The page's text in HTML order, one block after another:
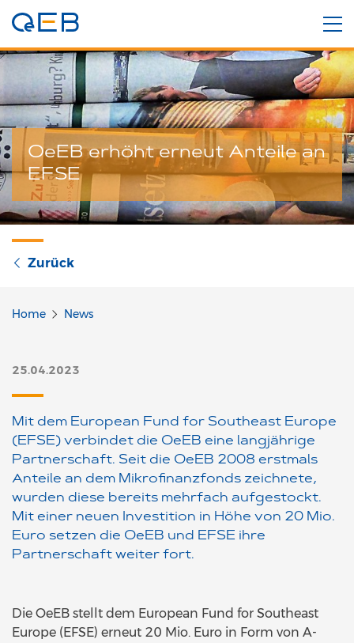
OeEB erhöht erneut Anteile an
EFSE
Zurück
Home News
25.04.2023
Mit dem European Fund for Southeast Europe
(EFSE) verbindet die OeEB eine langjährige
Partnerschaft. Seit die OeEB 2008 erstmals
Anteile an dem Mikrofinanzfonds zeichnete,
wurden diese bereits mehrfach aufgestockt.
Mit einer neuen Investition in Höhe von 20 Mio.
Euro setzen die OeEB und EFSE ihre
Partnerschaft weiter fort.
Die OeEB stellt dem European Fund for Southeast
Europe (EFSE) erneut 20 Mio. Euro in Form von A-